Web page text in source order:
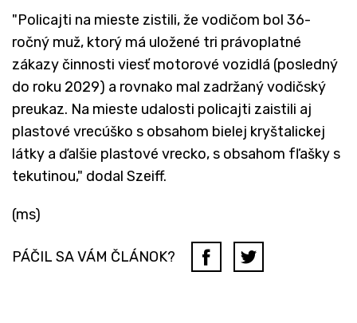
"Policajti na mieste zistili, že vodičom bol 36-
ročný muž, ktorý má uložené tri právoplatné
zákazy činnosti viesť motorové vozidlá (posledný
do roku 2029) a rovnako mal zadržaný vodičský
preukaz. Na mieste udalosti policajti zaistili aj
plastové vrecúško s obsahom bielej kryštalickej
látky a ďalšie plastové vrecko, s obsahom fľašky s
tekutinou," dodal Szeiff.
(ms)
PÁČIL SA VÁM ČLÁNOK?